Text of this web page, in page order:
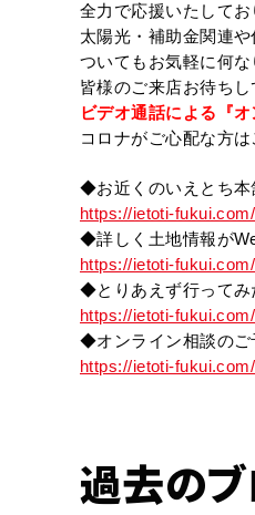
全力で応援いたしてお
太陽光・補助金関連
ついてもお気軽に何な
皆様のご来店お待ちし
ビデオ通話による『オ
コロナがご心配な方
◆お近くのいえとち
https://ietoti-
◆詳しく土地情報が
https://ietoti-
◆とりあえず行って
https://ietoti-
◆オンライン相談の
https://ietoti-
過去の